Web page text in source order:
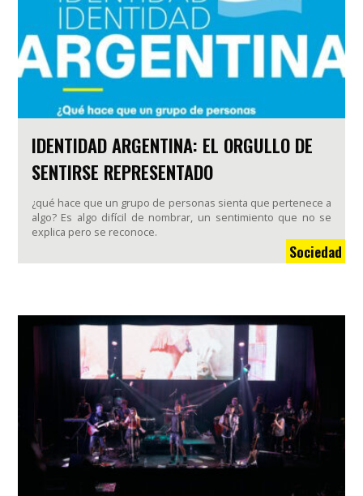
IDENTIDAD ARGENTINA: EL ORGULLO DE
SENTIRSE REPRESENTADO
¿qué hace que un grupo de personas sienta que pertenece a
algo? Es algo difícil de nombrar, un sentimiento que no se
explica pero se reconoce.
Sociedad